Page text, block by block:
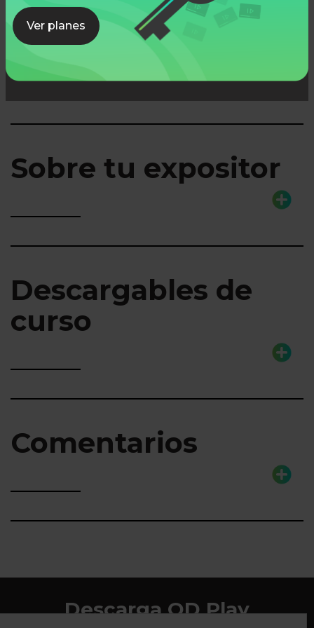
Ver planes
Lo que aprenderás
Sobre tu expositor
Descargables de
curso
Comentarios
Descarga QD Play